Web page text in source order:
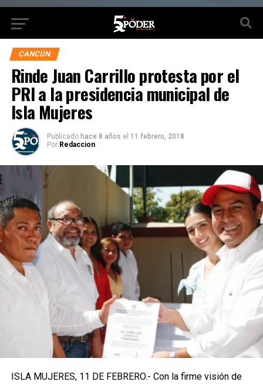
CANCÚN
Rinde Juan Carrillo protesta por el
PRI a la presidencia municipal de
Isla Mujeres
Publicado hace 8 años el 11 febrero, 2018
Por Redaccion
ISLA MUJERES, 11 DE FEBRERO.- Con la firme visión de